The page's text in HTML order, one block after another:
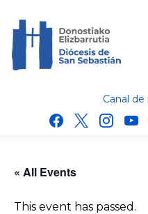
Canal
facebook
x
« All Events
This event has passed.